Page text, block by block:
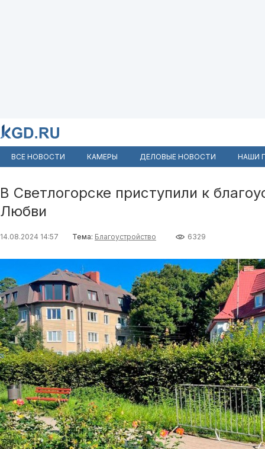
ВСЕ НОВОСТИ КАМЕРЫ ДЕЛОВЫЕ НОВОСТИ НАШИ
В Светлогорске приступили к
Любви
14.08.2024 14:57 Тема: Благоустройство 6329